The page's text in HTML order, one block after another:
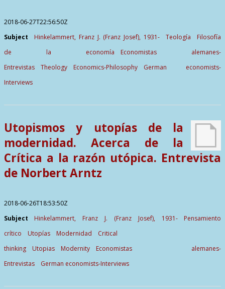
2018-06-27T22:56:50Z
Subject
Hinkelammert, Franz J. (Franz Josef), 1931- Teología
Filosofía
de la economía
Economistas alemanes-
Entrevistas
Theology Economics-Philosophy
German economists-
Interviews
Utopismos y utopías de la
modernidad. Acerca de la
Crítica a la razón utópica. Entrevista
de Norbert Arntz
2018-06-26T18:53:50Z
Subject
Hinkelammert, Franz J. (Franz Josef), 1931-
Pensamiento
crítico
Utopías Modernidad
Critical
thinking
Utopias Modernity
Economistas alemanes-
Entrevistas
German economists-Interviews